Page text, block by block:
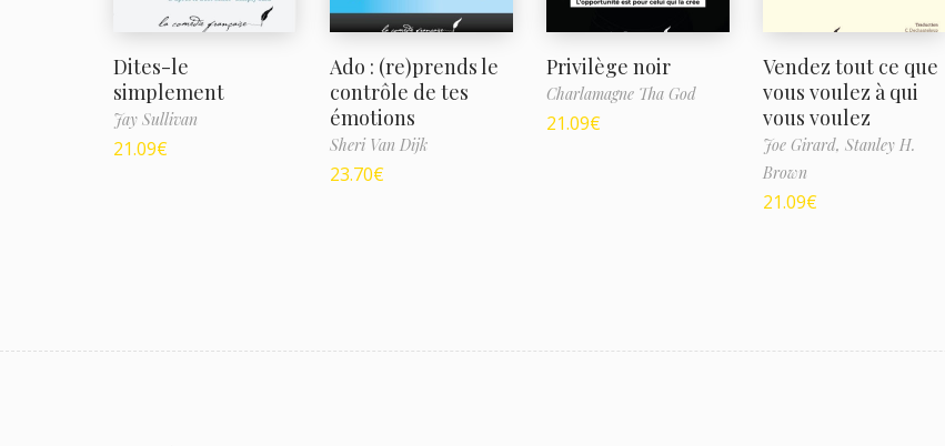
Dites-le
simplement
Jay Sullivan
21.09€
Ado : (re)prends le
contrôle de tes
émotions
Sheri Van Dijk
23.70€
Privilège noir
Charlamagne Tha God
21.09€
Vendez tout ce que
vous voulez à qui
vous voulez
Joe Girard, Stanley H.
Brown
21.09€